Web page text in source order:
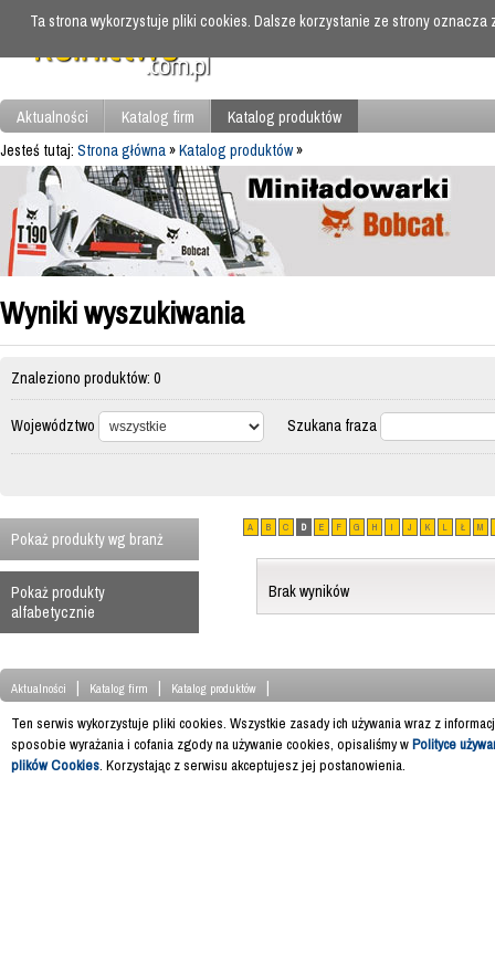
Aktualności Katalog firm
Katalog produktów
Jesteś tutaj: Strona główna»Katalog produktów»
Wyniki wyszukiwania
Znaleziono produktów: 0
Województwo Szukana fraza
Pokaż produkty wg branż
Pokaż produkty
alfabetycznie
A B C D E F G H I J K L Ł M
Brak wyników
Aktualności | Katalog firm | Katalog produktów
|
Ten serwis wykorzystuje pliki cookies. Wszystkie zasady ich używania wraz z
sposobie wyrażania i cofania zgody na używanie cookies, opisaliśmy wPolityce
plików Cookies. Korzystając z serwisu akceptujesz jej postanowienia.
Ta strona wykorzystuje pliki cookies. Dalsze korzystanie ze strony